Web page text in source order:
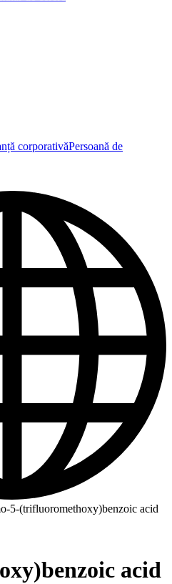
corporativăPersoană de
5-(trifluoromethoxy)benzoic acid
acid